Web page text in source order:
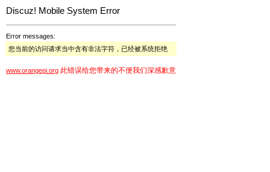
Discuz! Mobile System Error
Error messages:
您当前的访问请求当中含有非法字符，已经被系统拒绝
www.orangepi.org 此错误给您带来的不便我们深感歉意